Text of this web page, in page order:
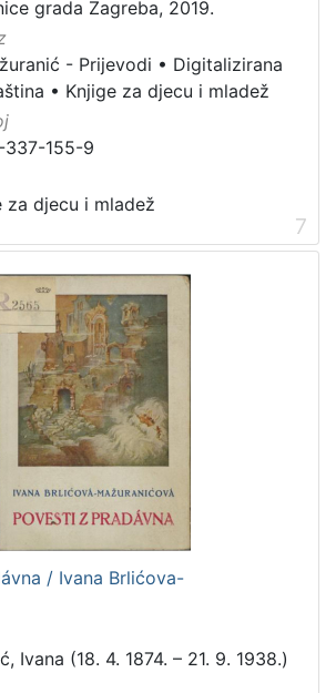
grada Zagreba, 2019.
- Prijevodi • Digitalizirana
• Knjige za djecu i mladež
337-155-9
za djecu i mladež
7
/ Ivana Brlićova-
Ivana (18. 4. 1874. – 21. 9. 1938.)